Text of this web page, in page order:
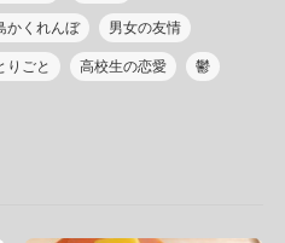
かくれんぼ 男女の友情
りごと 高校生の恋愛 鬱